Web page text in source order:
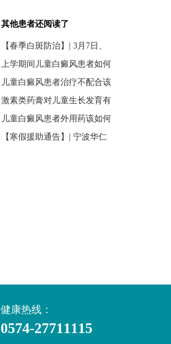
其他患者还阅读了
【春季白斑防治】| 3月7日、
上学期间儿童白癜风患者如何
儿童白癜风患者治疗不配合该
激素类药膏对儿童生长发育有
儿童白癜风患者外用药该如何
【寒假援助通告】| 宁波华仁
健康热线：
0574-27711115